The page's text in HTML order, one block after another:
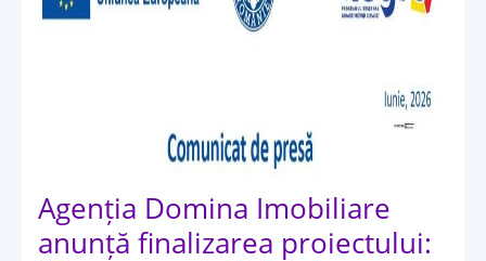
Agenția Domina Imobiliare
anunță finalizarea proiectului: